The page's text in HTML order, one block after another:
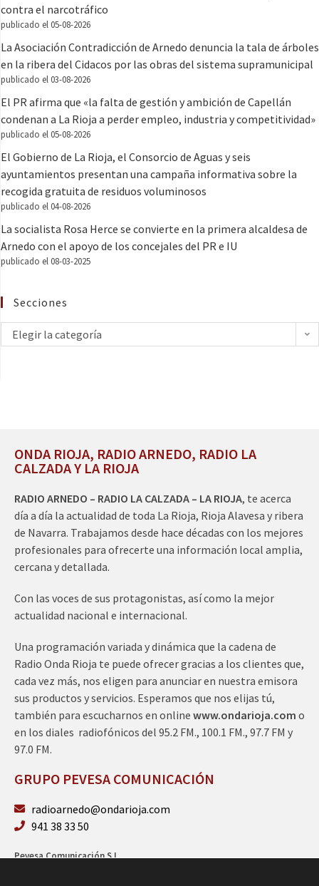
contra el narcotráfico
publicado el 05-08-2026
La Asociación Contradicción de Arnedo denuncia la tala de árboles
en la ribera del Cidacos por las obras del sistema supramunicipal
publicado el 03-08-2026
El PR afirma que «la falta de gestión y ambición de Capellán
condenan a La Rioja a perder empleo, industria y competitividad»
publicado el 05-08-2026
El Gobierno de La Rioja, el Consorcio de Aguas y seis
ayuntamientos presentan una campaña informativa sobre la
recogida gratuita de residuos voluminosos
publicado el 04-08-2026
La socialista Rosa Herce se convierte en la primera alcaldesa de
Arnedo con el apoyo de los concejales del PR e IU
publicado el 08-03-2025
Secciones
Elegir la categoría
ONDA RIOJA, RADIO ARNEDO, RADIO LA
CALZADA Y LA RIOJA
RADIO ARNEDO – RADIO LA CALZADA – LA RIOJA, te acerca
día a día la actualidad de toda La Rioja, Rioja Alavesa y ribera
de Navarra. Trabajamos desde hace décadas con los mejores
profesionales para ofrecerte una información local amplia,
cercana y detallada.
Con las voces de sus protagonistas, así como la mejor
actualidad nacional e internacional.
Una programación variada y dinámica que la cadena de
Radio Onda Rioja te puede ofrecer gracias a los clientes que,
cada vez más, nos eligen para anunciar en nuestra emisora
sus productos y servicios. Esperamos que nos elijas tú,
también para escucharnos en online www.ondarioja.com o
en los diales radiofónicos del 95.2 FM., 100.1 FM., 97.7 FM y
97.0 FM.
GRUPO PEVESA COMUNICACIÓN
radioarnedo@ondarioja.com
941 38 33 50
Pevesa Comunicación S.L.